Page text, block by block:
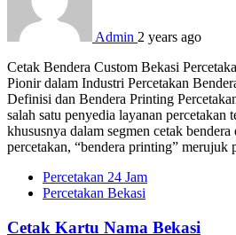
Admin 2 years ago
Cetak Bendera Custom Bekasi
Pionir dalam Industri Percetakan
Definisi dan Bendera Printing
salah satu penyedia layanan percetakan
khususnya dalam segmen cetak
percetakan, “bendera printing”
Percetakan 24 Jam
Percetakan Bekasi
Cetak Kartu Nama Bekasi